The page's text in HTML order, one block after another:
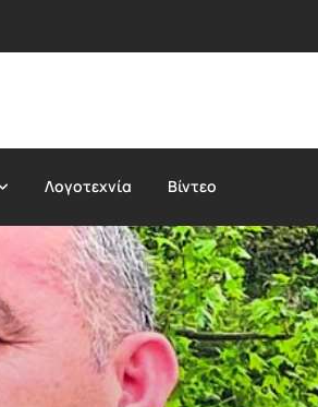
Λογοτεχνία Βίντεο